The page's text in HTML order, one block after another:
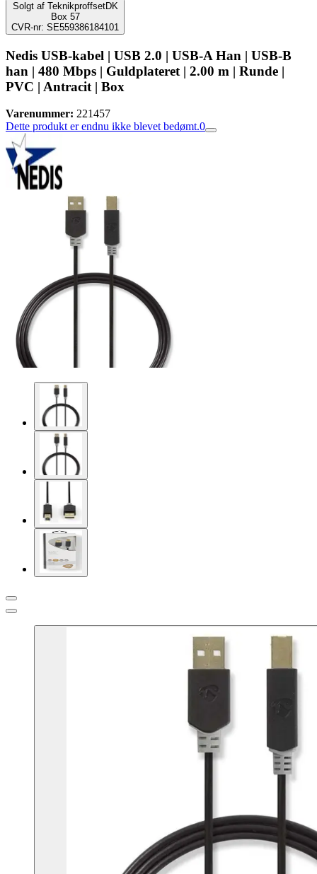
Solgt af TeknikproffsetDK
Box 57
CVR-nr: SE559386184101
Nedis USB-kabel | USB 2.0 | USB-A Han | USB-B
han | 480 Mbps | Guldplateret | 2.00 m | Runde |
PVC | Antracit | Box
Varenummer: 221457
Dette produkt er endnu ikke blevet bedømt.0